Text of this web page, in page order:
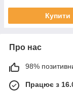
Купити
Про нас
98%
Працює з